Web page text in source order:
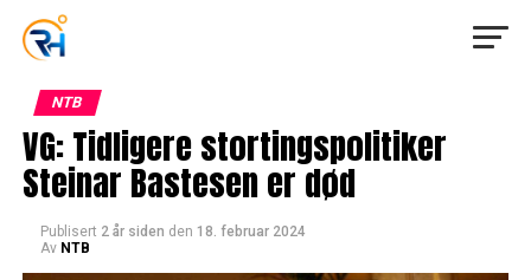
NTB
VG: Tidligere stortingspolitiker
Steinar Bastesen er død
Publisert 2 år siden den 18. februar 2024
Av NTB